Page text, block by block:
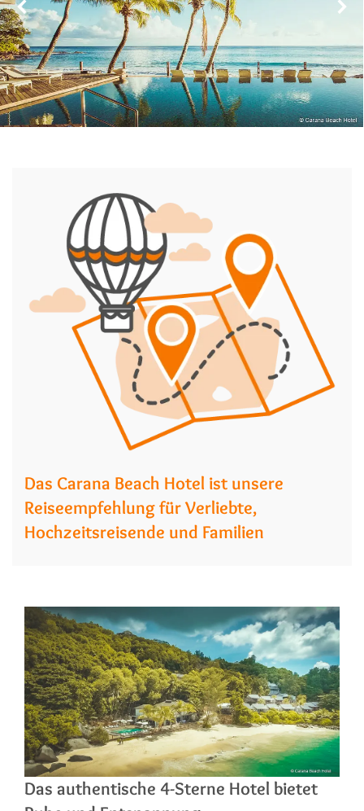
Das Carana Beach Hotel ist unsere
Reiseempfehlung für Verliebte,
Hochzeitsreisende und Familien
Das authentische 4-Sterne Hotel bietet